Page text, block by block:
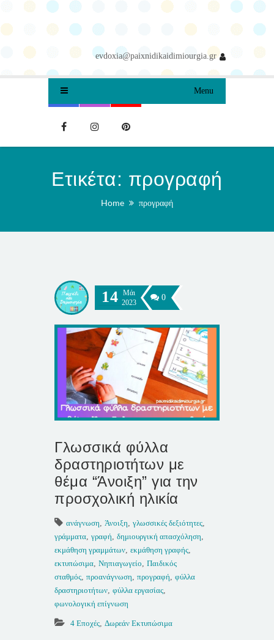
evdoxia@paixnidikaidimiourgia.gr
Menu
Ετικέτα: προγραφή
Home προγραφή
14 Μάι
2023
0
Γλωσσικά φύλλα
δραστηριοτήτων με
θέμα “Άνοιξη” για την
προσχολική ηλικία
ανάγνωση, Άνοιξη, γλωσσικές δεξιότητες,
γράμματα, γραφή, δημιουργική απασχόληση,
εκμάθηση γραμμάτων, εκμάθηση γραφής,
εκτυπώσιμα, Νηπιαγωγείο, Παιδικός
σταθμός, προανάγνωση, προγραφή, φύλλα
δραστηριοτήτων, φύλλα εργασίας,
φωνολογική επίγνωση
4 Εποχές, Δωρεάν Εκτυπώσιμα